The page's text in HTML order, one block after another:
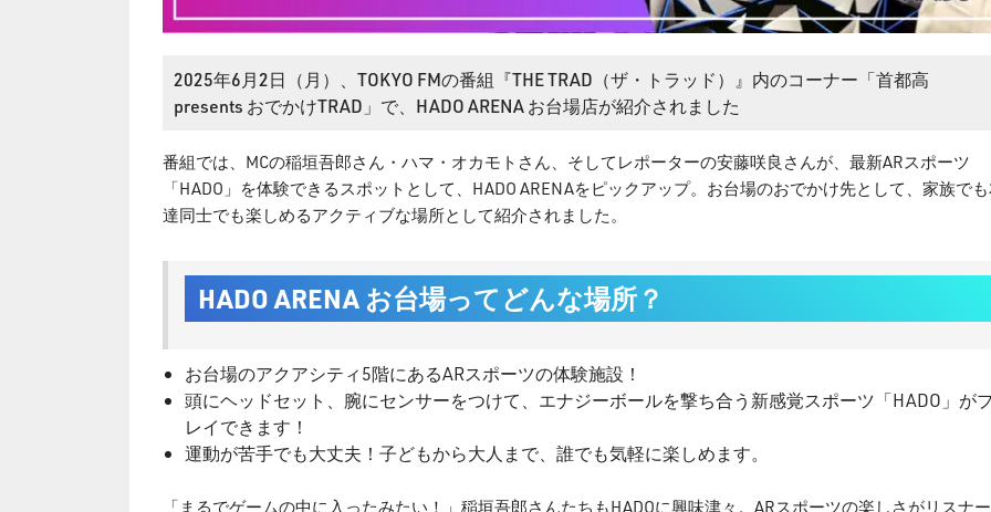
2025年6月2日（月）、TOKYO FMの番組『THE TRAD（ザ・トラッド）』内のコーナー「首都高
presents おでかけTRAD」で、HADO ARENA お台場店が紹介されました
番組では、MCの稲垣吾郎さん・ハマ・オカモトさん、そしてレポーターの安藤咲良さんが、最新ARスポーツ
「HADO」を体験できるスポットとして、HADO ARENAをピックアップ。お台場のおでかけ先として、家族で
達同士でも楽しめるアクティブな場所として紹介されました。
HADO ARENA お台場ってどんな場所？
お台場のアクアシティ5階にあるARスポーツの体験施設！
頭にヘッドセット、腕にセンサーをつけて、エナジーボールを撃ち合う新感覚スポーツ「HADO」が
レイできます！
運動が苦手でも大丈夫！子どもから大人まで、誰でも気軽に楽しめます。
「まるでゲームの中に入ったみたい！」稲垣吾郎さんたちもHADOに興味津々。ARスポーツの楽しさがリスナ